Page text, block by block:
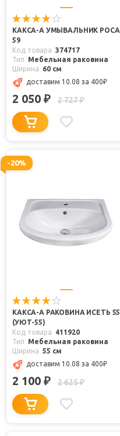
КАКСА-А УМЫВАЛЬНИК РОСА
59
Код товара 374717
Тип
Мебельная раковина
Ширина
60 см
доставим 10.08 за 400₽
2 050 ₽ 2 727₽
-20%
КАКСА-А РАКОВИНА ИСЕТЬ 55
(УЮТ-55)
Код товара
411920
Тип
Мебельная раковина
Ширина 55 см
доставим 10.08 за 400₽
2 100 ₽ 2 625₽